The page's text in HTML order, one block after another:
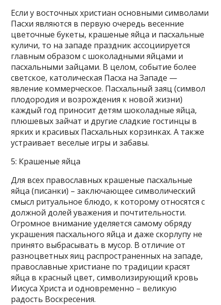
Если у восточных христиан основными символами
Пасхи являются в первую очередь весенние
цветочные букеты, крашеные яйца и пасхальные
куличи, то на западе праздник ассоциируется
главным образом с шоколадными яйцами и
пасхальными зайцами. В целом, событие более
светское, католическая Пасха на Западе —
явление коммерческое. Пасхальный заяц (символ
плодородия и возрождения к новой жизни)
каждый год приносит детям шоколадные яйца,
плюшевых зайчат и другие сладкие гостинцы в
ярких и красивых Пасхальных корзинках. А также
устраивает веселые игры и забавы.
5: Крашеные яйца
Для всех православных крашеные пасхальные
яйца (писанки) – заключающее символический
смысл ритуальное блюдо, к которому относятся с
должной долей уважения и почтительности.
Огромное внимание уделяется самому обряду
украшения пасхального яйца и даже скорлупу не
принято выбрасывать в мусор. В отличие от
разноцветных яиц распространенных на западе,
православные христиане по традиции красят
яйца в красный цвет, символизирующий кровь
Иисуса Христа и одновременно – великую
радость Воскресения.